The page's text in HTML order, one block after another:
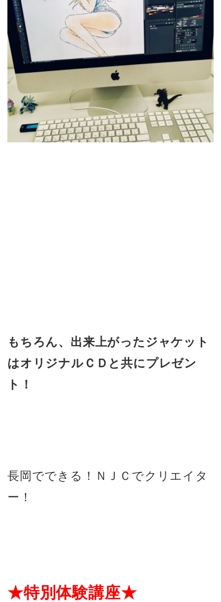
もちろん、出来上がったジャケット
はオリジナルＣＤと共にプレゼン
ト！
長岡でできる！ＮＪＣでクリエイタ
ー！
★特別体験講座★